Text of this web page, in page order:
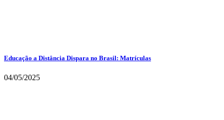
Educação a Distância Dispara no Brasil: Matrículas
04/05/2025